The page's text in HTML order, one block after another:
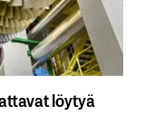
löytyä